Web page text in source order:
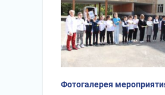
Фотогалерея